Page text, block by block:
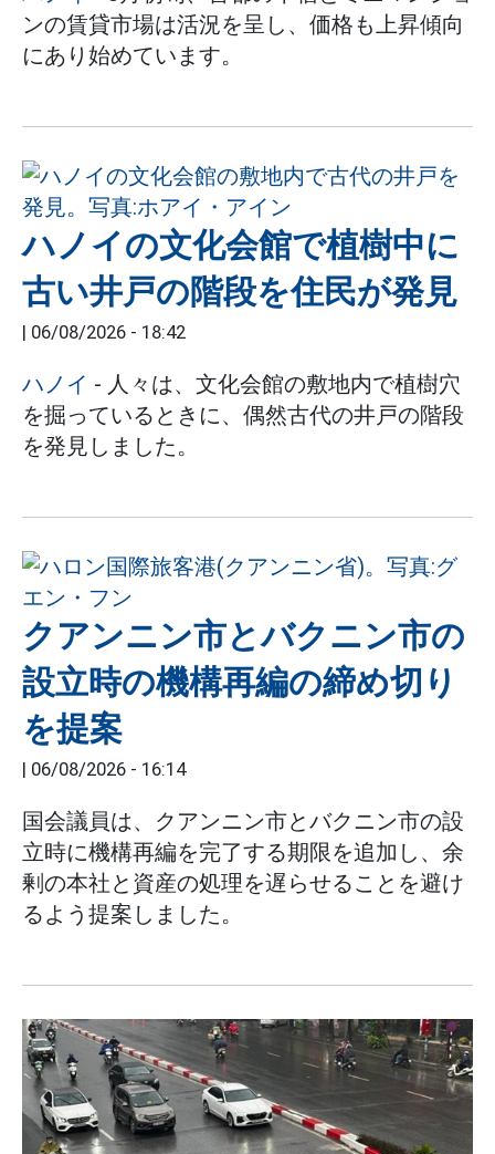
ンの賃貸市場は活況を呈し、価格も上昇傾向
にあり始めています。
ハノイの文化会館で植樹中に
古い井戸の階段を住民が発見
| 06/08/2026 - 18:42
ハノイ - 人々は、文化会館の敷地内で植樹穴
を掘っているときに、偶然古代の井戸の階段
を発見しました。
クアンニン市とバクニン市の
設立時の機構再編の締め切り
を提案
| 06/08/2026 - 16:14
国会議員は、クアンニン市とバクニン市の設
立時に機構再編を完了する期限を追加し、余
剰の本社と資産の処理を遅らせることを避け
るよう提案しました。